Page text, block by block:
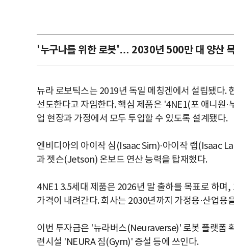
'누구나를 위한 로봇'… 2030년 500만 대 양산
뉴라 로보틱스는 2019년 독일 메칭겐에서 설립됐다.
선도한다고 자임한다. 핵심 제품은 '4NE1(포 애니원
업 현장과 가정에서 모두 투입할 수 있도록 설계됐다.
엔비디아의 아이작 심(Isaac Sim)·아이작 랩(Isaac
과 젯슨(Jetson) 온보드 연산 능력을 탑재했다.
4NE1 3.5세대 제품은 2026년 말 출하를 목표로 하며
가격이 내려간다. 회사는 2030년까지 가정용·산업
이번 투자금은 '뉴라버스(Neuraverse)' 로봇 플랫폼
련시설 'NEURA 짐(Gym)' 증설 등에 쓰인다.